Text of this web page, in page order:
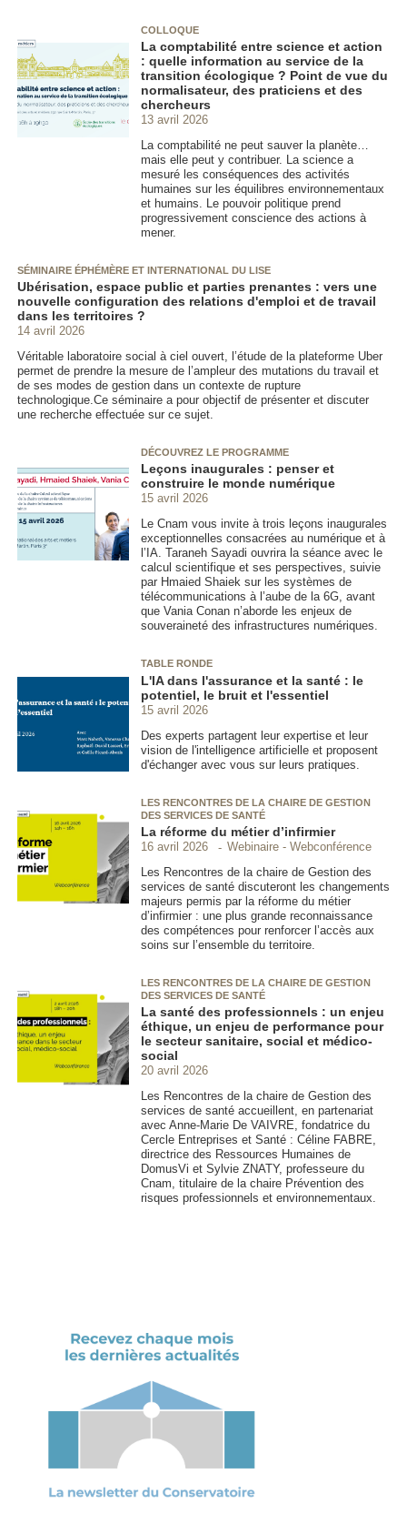
COLLOQUE
La comptabilité entre science et action
: quelle information au service de la
transition écologique ? Point de vue du
normalisateur, des praticiens et des
chercheurs
13 avril 2026
La comptabilité ne peut sauver la planète…
mais elle peut y contribuer. La science a
mesuré les conséquences des activités
humaines sur les équilibres environnementaux
et humains. Le pouvoir politique prend
progressivement conscience des actions à
mener.
SÉMINAIRE ÉPHÉMÈRE ET INTERNATIONAL DU LISE
Ubérisation, espace public et parties prenantes : vers une
nouvelle configuration des relations d'emploi et de travail
dans les territoires ?
14 avril 2026
Véritable laboratoire social à ciel ouvert, l’étude de la plateforme Uber
permet de prendre la mesure de l’ampleur des mutations du travail et
de ses modes de gestion dans un contexte de rupture
technologique.Ce séminaire a pour objectif de présenter et discuter
une recherche effectuée sur ce sujet.
DÉCOUVREZ LE PROGRAMME
Leçons inaugurales : penser et
construire le monde numérique
15 avril 2026
Le Cnam vous invite à trois leçons inaugurales
exceptionnelles consacrées au numérique et à
l’IA. Taraneh Sayadi ouvrira la séance avec le
calcul scientifique et ses perspectives, suivie
par Hmaied Shaiek sur les systèmes de
télécommunications à l’aube de la 6G, avant
que Vania Conan n’aborde les enjeux de
souveraineté des infrastructures numériques.
TABLE RONDE
L'IA dans l'assurance et la santé : le
potentiel, le bruit et l'essentiel
15 avril 2026
Des experts partagent leur expertise et leur
vision de l'intelligence artificielle et proposent
d'échanger avec vous sur leurs pratiques.
LES RENCONTRES DE LA CHAIRE DE GESTION
DES SERVICES DE SANTÉ
La réforme du métier d’infirmier
16 avril 2026
Webinaire - Webconférence
Les Rencontres de la chaire de Gestion des
services de santé discuteront les changements
majeurs permis par la réforme du métier
d’infirmier : une plus grande reconnaissance
des compétences pour renforcer l’accès aux
soins sur l’ensemble du territoire.
LES RENCONTRES DE LA CHAIRE DE GESTION
DES SERVICES DE SANTÉ
La santé des professionnels : un enjeu
éthique, un enjeu de performance pour
le secteur sanitaire, social et médico-
social
20 avril 2026
Les Rencontres de la chaire de Gestion des
services de santé accueillent, en partenariat
avec Anne-Marie De VAIVRE, fondatrice du
Cercle Entreprises et Santé : Céline FABRE,
directrice des Ressources Humaines de
DomusVi et Sylvie ZNATY, professeure du
Cnam, titulaire de la chaire Prévention des
risques professionnels et environnementaux.